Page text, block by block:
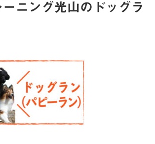
ーニング光山のドッグラ